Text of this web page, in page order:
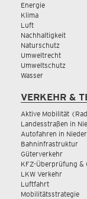
Energie
Klima
Luft
Nachhaltigkeit
Naturschutz
Umweltrecht
Umweltschutz
Wasser
VERKEHR &
Aktive Mobilität
Landesstraßen in
Autofahren in
Bahninfrastruktur
Güterverkehr
KFZ-Überprüfung &
LKW Verkehr
Luftfahrt
Mobilitätsstrategie